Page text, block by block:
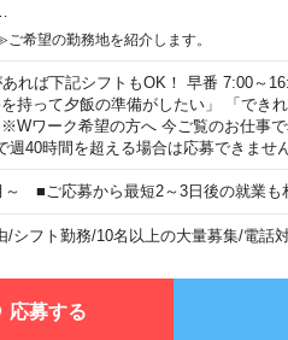
希望の勤務地を紹介します。
れば下記シフトもOK！ 早番 7:00～
持って夕飯の準備がしたい」 「でき
ワーク希望の方へ 今ご覧のお仕事で
40時間を超える場合は応募できません
～ ■ご応募から最短2～3日後の就業も
/シフト勤務/10名以上の大量募集/電話
応募する